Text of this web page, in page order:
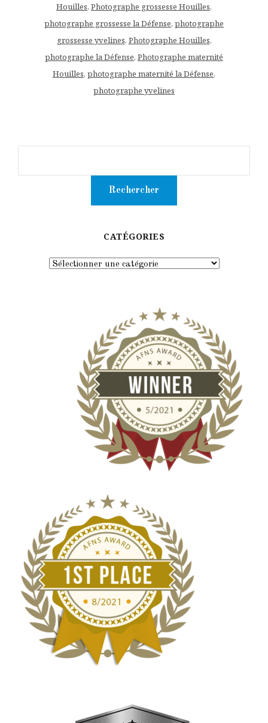
Houilles, Photographe grossesse Houilles,
photographe grossesse la Défense, photographe
grossesse yvelines, Photographe Houilles,
photographe la Défense, Photographe maternité
Houilles, photographe maternité la Défense,
photographe yvelines
CATÉGORIES